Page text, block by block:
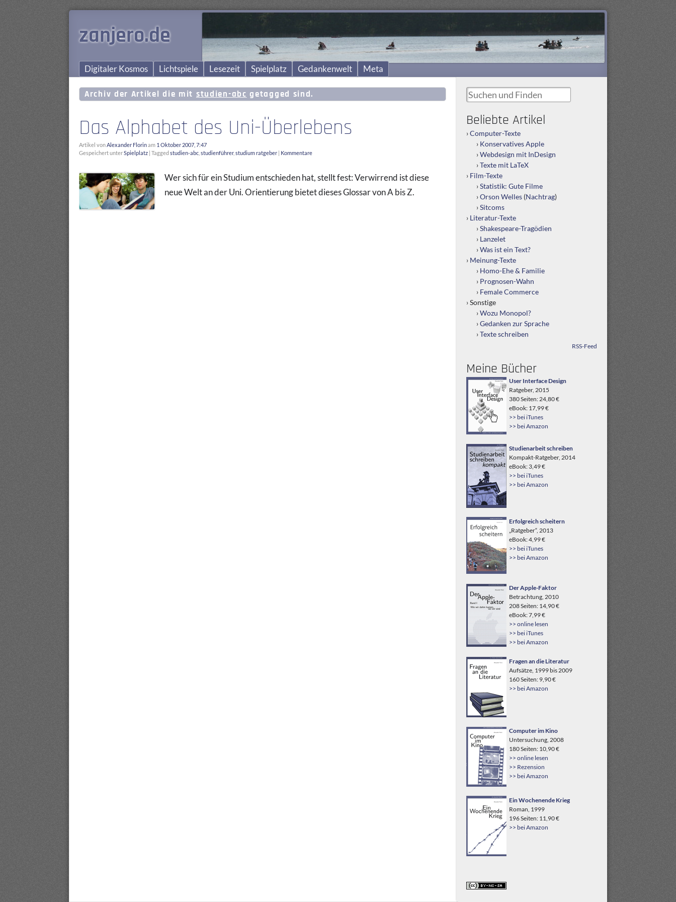
zanjero.de
Digitaler Kosmos Lichtspiele Lesezeit Spielplatz Gedankenwelt Meta
Archiv der Artikel die mit studien-abc getagged sind.
Das Alphabet des Uni-Überlebens
Artikel vonAlexander Florinam 1 Oktober 2007, 7:47
Gespeichert unterSpielplatz | Taggedstudien-abc studienführer, studium ratgeber | Kommentare
Wer sich für ein Studium entschieden hat, stellt fest: Verwirrend ist diese
neue Welt an der Uni. Orientierung bietet dieses Glossar von A bis Z.
Suchen und Finden
Beliebte Artikel
Computer-Texte
Konservatives Apple
Webdesign mit InDesign
Texte mit LaTeX
Film-Texte
Statistik: Gute Filme
Orson Welles (Nachtrag)
Sitcoms
Literatur-Texte
Shakespeare-Tragödien
Lanzelet
Was ist ein Text?
Meinung-Texte
Homo-Ehe & Familie
Prognosen-Wahn
Female Commerce
Sonstige
Wozu Monopol?
Gedanken zur Sprache
Texte schreiben
RSS-Feed
Meine Bücher
User Interface Design
Ratgeber, 2015
380 Seiten: 24,80 €
eBook: 17,99 €
>> bei iTunes
>> bei Amazon
Studienarbeit schreiben
Kompakt-Ratgeber, 2014
eBook: 3,49 €
>> bei iTunes
>> bei Amazon
Erfolgreich scheitern
„Ratgeber“, 2013
eBook: 4,99 €
>> bei iTunes
>> bei Amazon
Der Apple-Faktor
Betrachtung, 2010
208 Seiten: 14,90 €
eBook: 7,99 €
>> online lesen
>> bei iTunes
>> bei Amazon
Fragen an die Literatur
Aufsätze, 1999 bis 2009
160 Seiten: 9,90 €
>> bei Amazon
Computer im Kino
Untersuchung, 2008
180 Seiten: 10,90 €
>> online lesen
>> Rezension
>> bei Amazon
Ein Wochenende Krieg
Roman, 1999
196 Seiten: 11,90 €
>> bei Amazon